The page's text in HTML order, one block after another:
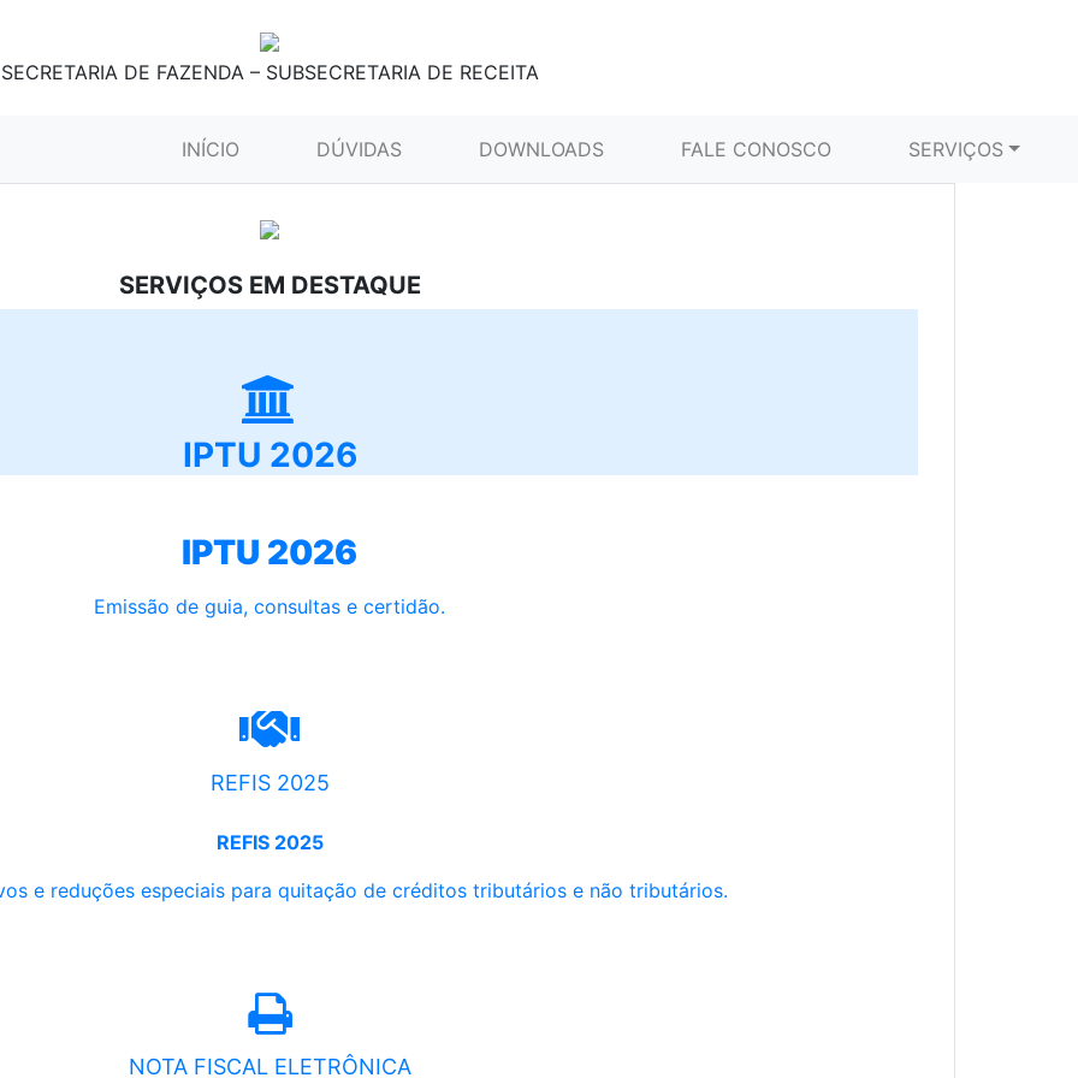
SECRETARIA DE FAZENDA – SUBSECRETARIA DE RECEITA
INÍCIO (CURRENT)DÚVIDAS DOWNLOADS FALE CONOSCO SERVIÇOS
SERVIÇOS EM DESTAQUE
IPTU 2026
IPTU 2026
Emissão de guia, consultas e certidão.
REFIS 2025
REFIS 2025
e reduções especiais para quitação de créditos tributários e não tributários.
NOTA FISCAL ELETRÔNICA